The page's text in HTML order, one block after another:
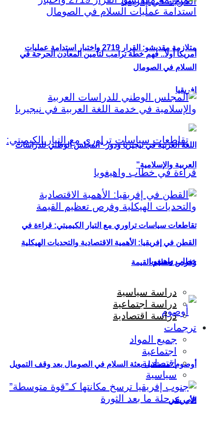
أمريكا أولاً.. فهم خطة ترامب لتأمين المعادن الحرجة في
إفريقيا
تقاطعات سياسات تراوري مع التيار الكيميتي: قراءة في
خطاب واهيغويا
أوصوم: مستقبل بعثة السلام في الصومال بعد وقف التمويل
الأمريكي
متلازمة مقديشو: القرار 2719 واختبار استدامة عمليات
السلام في الصومال
اللغة العربية في نيجيريا ودور “المجلس الوطني للدراسات
العربية والإسلامية”
القطن في إفريقيا: الأهمية الاقتصادية والتحديات الهيكلية
وفرص تعظيم القيمة
دراسة سياسية
دراسة اجتماعية
دراسة اقتصادية
ترجمات
جميع المواد
اجتماعية
اقتصادية
سياسية